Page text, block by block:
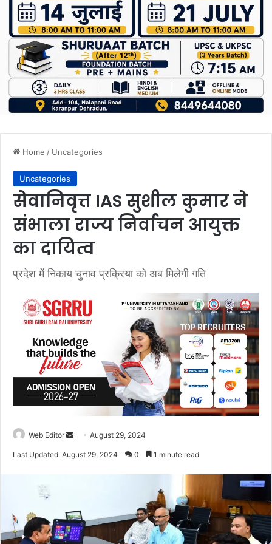
Home / Uncategories
Uncategories
सेवानिवृत्त IAS सुशील कुमार ने
संभाला राज्य निर्वाचन आयुक्त
का दायित्व
प्रदेश में निकाय चुनाव प्रक्रिया को अब मिलेगी गति
Web Editor
e
m
August 29, 2024
Last Updated: August 29, 2024 0 1 minute read